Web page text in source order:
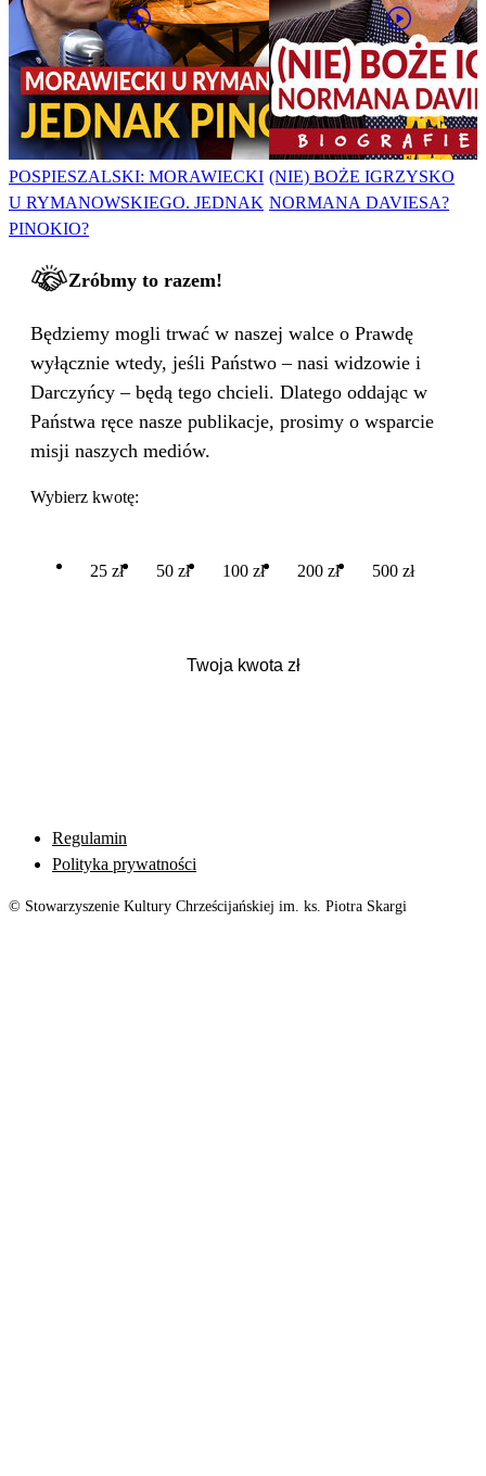
POSPIESZALSKI: MORAWIECKI
U RYMANOWSKIEGO. JEDNAK
PINOKIO?
(NIE) BOŻE IGRZYSKO
NORMANA DAVIESA?
Zróbmy to razem!
Będziemy mogli trwać w naszej walce o Prawdę
wyłącznie wtedy, jeśli Państwo – nasi widzowie i
Darczyńcy – będą tego chcieli. Dlatego oddając w
Państwa ręce nasze publikacje, prosimy o wsparcie
misji naszych mediów.
Wybierz kwotę:
25 zł 50 zł 100 zł 200 zł 500 zł
Regulamin
Polityka prywatności
© Stowarzyszenie Kultury Chrześcijańskiej im. ks. Piotra Skargi